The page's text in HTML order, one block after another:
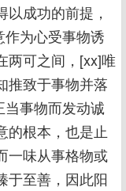
成功的前提，
为心受事物诱
两可之间，[xx]唯
推致于事物并落
事物而发动诚
的根本，也是止
一味从事格物或
于至善，因此阳